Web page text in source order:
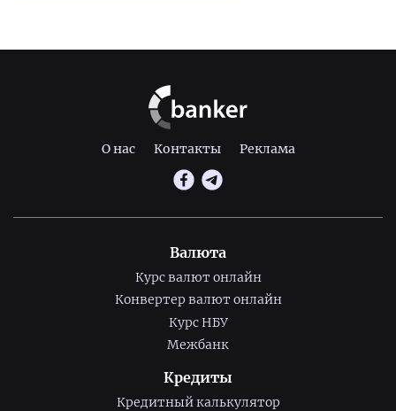
О нас Контакты Реклама
Валюта
Курс валют онлайн
Конвертер валют онлайн
Курс НБУ
Межбанк
Кредиты
Кредитный калькулятор